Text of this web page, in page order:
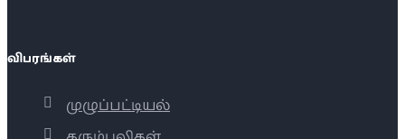
விபரங்கள்
முழுப்பட்டியல்